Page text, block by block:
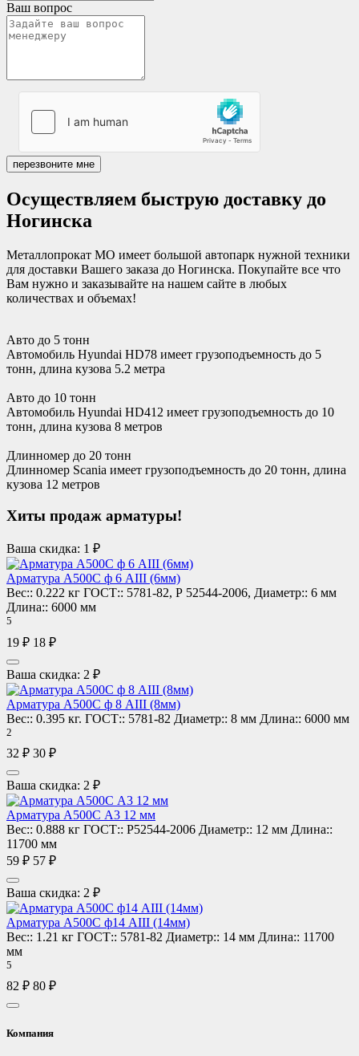
Ваш вопрос
перезвоните мне
Осуществляем быструю доставку до
Ногинска
Металлопрокат МО имеет большой автопарк нужной техники
для доставки Вашего заказа до Ногинска. Покупайте все что
Вам нужно и заказывайте на нашем сайте в любых
количествах и объемах!
Авто до 5 тонн
Автомобиль Hyundai HD78 имеет грузоподъемность до 5
тонн, длина кузова 5.2 метра
Авто до 10 тонн
Автомобиль Hyundai HD412 имеет грузоподъемность до 10
тонн, длина кузова 8 метров
Длинномер до 20 тонн
Длинномер Scania имеет грузоподъемность до 20 тонн, длина
кузова 12 метров
Хиты продаж арматуры!
Ваша скидка: 1 ₽
Арматура А500С ф 6 АIII (6мм)
Вес:: 0.222 кг ГОСТ:: 5781-82, Р 52544-2006, Диаметр:: 6 мм
Длина:: 6000 мм
5
19 ₽ 18 ₽
Ваша скидка: 2 ₽
Арматура А500С ф 8 АIII (8мм)
Вес:: 0.395 кг. ГОСТ:: 5781-82 Диаметр:: 8 мм Длина:: 6000 мм
2
32 ₽ 30 ₽
Ваша скидка: 2 ₽
Арматура А500С А3 12 мм
Вес:: 0.888 кг ГОСТ:: Р52544-2006 Диаметр:: 12 мм Длина::
11700 мм
59 ₽ 57 ₽
Ваша скидка: 2 ₽
Арматура А500С ф14 АIII (14мм)
Вес:: 1.21 кг ГОСТ:: 5781-82 Диаметр:: 14 мм Длина:: 11700
мм
5
82 ₽ 80 ₽
Компания